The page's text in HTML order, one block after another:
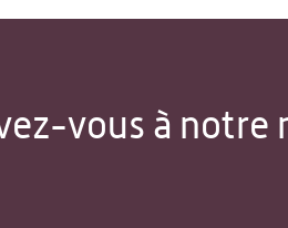
vous à notre